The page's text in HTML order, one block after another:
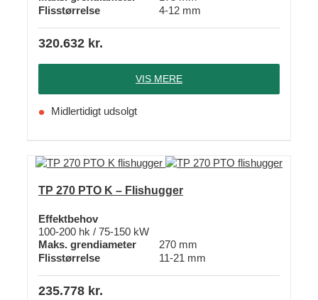
Flisstørrelse
4-12 mm
320.632 kr.
VIS MERE
Midlertidigt udsolgt
TP 270 PTO K – Flishugger
Effektbehov
100-200 hk / 75-150 kW
Maks. grendiameter
270 mm
Flisstørrelse
11-21 mm
235.778 kr.